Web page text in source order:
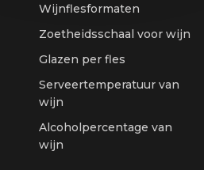
Wijnflesformaten
Zoetheidsschaal voor wijn
Glazen per fles
Serveertemperatuur van
wijn
Alcoholpercentage van
wijn